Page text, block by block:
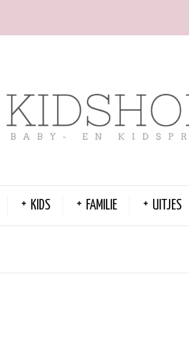
KIDS FAMILIE UITJES